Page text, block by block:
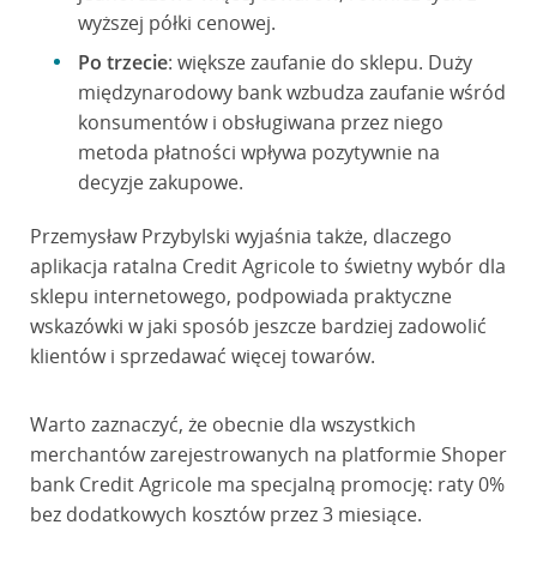
wyższej półki cenowej.
Po trzecie: większe zaufanie do sklepu. Duży
międzynarodowy bank wzbudza zaufanie wśród
konsumentów i obsługiwana przez niego
metoda płatności wpływa pozytywnie na
decyzje zakupowe.
Przemysław Przybylski wyjaśnia także, dlaczego
aplikacja ratalna Credit Agricole to świetny wybór dla
sklepu internetowego, podpowiada praktyczne
wskazówki w jaki sposób jeszcze bardziej zadowolić
klientów i sprzedawać więcej towarów.
Warto zaznaczyć, że obecnie dla wszystkich
merchantów zarejestrowanych na platformie Shoper
bank Credit Agricole ma specjalną promocję: raty 0%
bez dodatkowych kosztów przez 3 miesiące.